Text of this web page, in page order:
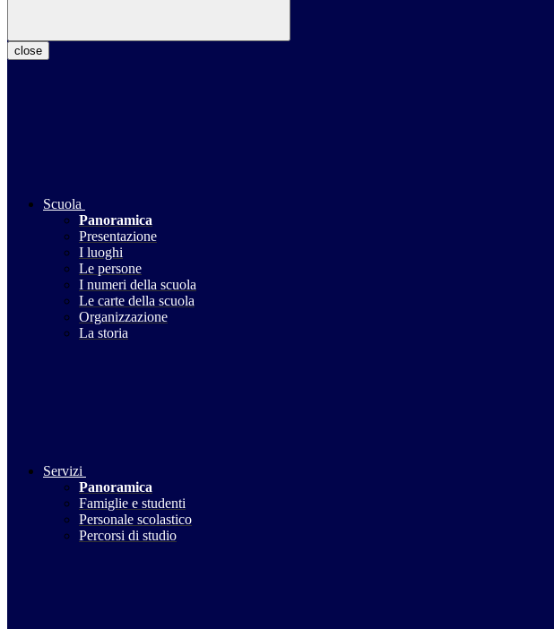
close
Scuola
Panoramica
Presentazione
I luoghi
Le persone
I numeri della scuola
Le carte della scuola
Organizzazione
La storia
Servizi
Panoramica
Famiglie e studenti
Personale scolastico
Percorsi di studio